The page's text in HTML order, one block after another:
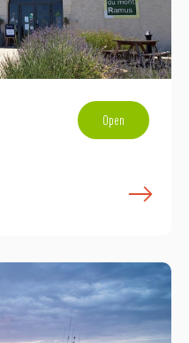
Open